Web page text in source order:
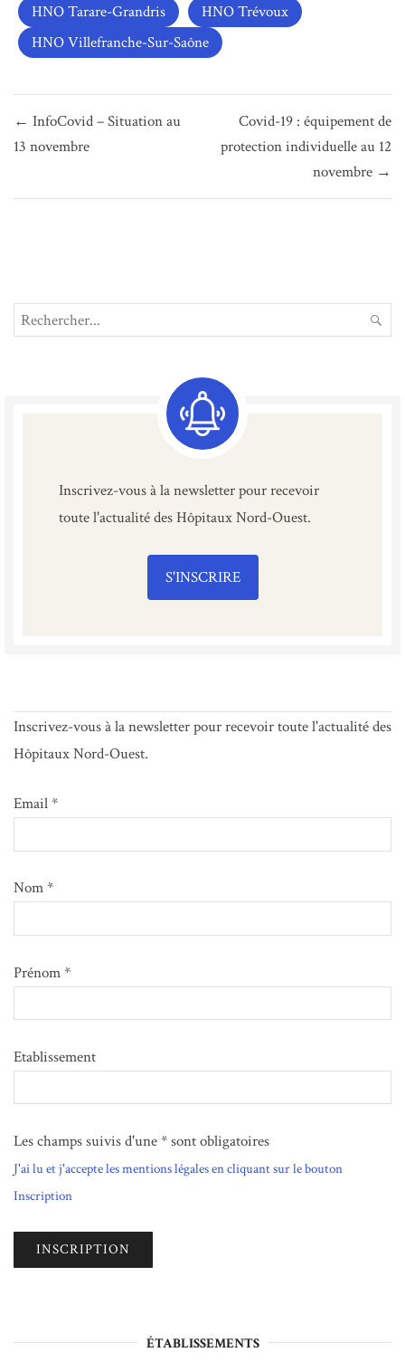
HNO Tarare-Grandris
HNO Trévoux
HNO Villefranche-Sur-Saône
de
l’article
← InfoCovid – Situation au
13 novembre
Covid-19 : équipement de
protection individuelle au 12
novembre →
Search
for:
Inscrivez-vous à la newsletter pour recevoir
toute l'actualité des Hôpitaux Nord-Ouest.
S'INSCRIRE
Inscrivez-vous à la newsletter pour recevoir toute l'actualité des
Hôpitaux Nord-Ouest.
Email *
Nom *
Prénom *
Etablissement
Les champs suivis d'une * sont obligatoires
J'ai lu et j'accepte les mentions légales en cliquant sur le bouton
Inscription
ÉTABLISSEMENTS